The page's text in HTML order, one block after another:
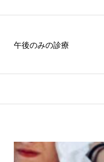
午後のみの診療